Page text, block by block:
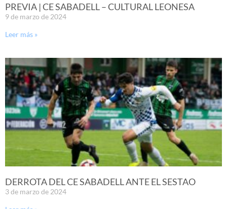
PREVIA | CE SABADELL – CULTURAL LEONESA
9 de marzo de 2024
Leer más »
DERROTA DEL CE SABADELL ANTE EL SESTAO
3 de marzo de 2024